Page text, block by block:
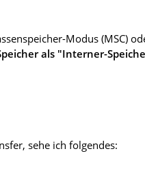
Modus (MSC)
als "Interner-
sehe ich folgendes: